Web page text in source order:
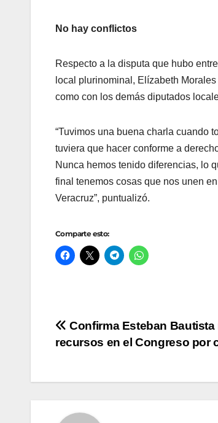
No hay conflictos
Respecto a la disputa que hubo
local plurinominal, Elízabeth
como con los demás diputados
“Tuvimos una buena charla cuando
tuviera que hacer conforme a
Nunca hemos tenido diferencias, lo
final tenemos cosas que nos unen
Veracruz”, puntualizó.
Comparte esto:
Navegación
entradas
Confirma Esteban Bautista
recursos en el Congreso por